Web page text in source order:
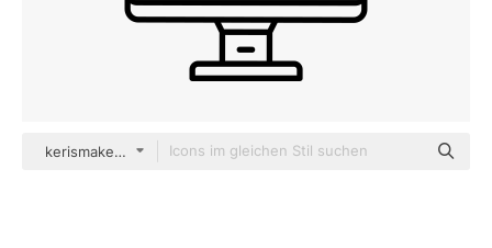
kerismaker Detailed Outline